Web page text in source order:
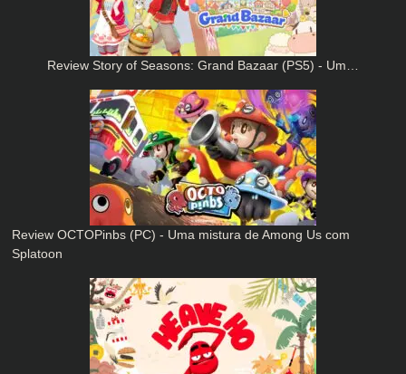
Review Story of Seasons: Grand Bazaar (PS5) - Um…
Review OCTOPinbs (PC) - Uma mistura de Among Us com
Splatoon